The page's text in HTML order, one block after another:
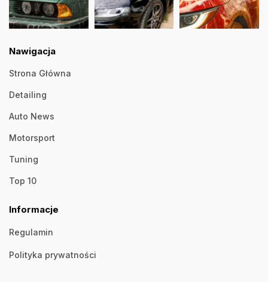
Nawigacja
Strona Główna
Detailing
Auto News
Motorsport
Tuning
Top 10
Informacje
Regulamin
Polityka prywatności